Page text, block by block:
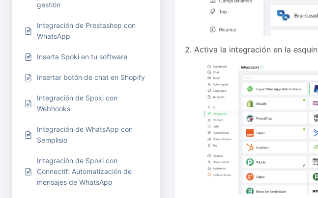
gestión
Integración de Prestashop con
WhatsApp
Inserta Spoki en tu software
Insertar botón de chat en Shopify
Integración de Spoki con
Webhooks
Integración de WhatsApp con
Semplisio
Integración de Spoki con
Connectif: Automatización de
mensajes de WhatsApp
2. Activa la integración en la